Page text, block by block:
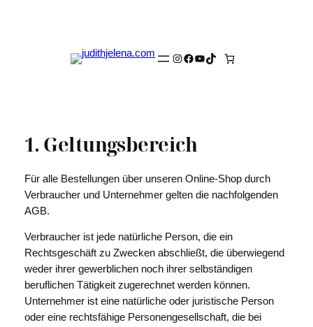
Instagram
Facebook
YouTube
TikTok
1. Geltungsbereich
Für alle Bestellungen über unseren Online-Shop durch
Verbraucher und Unternehmer gelten die nachfolgenden
AGB.
Verbraucher ist jede natürliche Person, die ein
Rechtsgeschäft zu Zwecken abschließt, die überwiegend
weder ihrer gewerblichen noch ihrer selbständigen
beruflichen Tätigkeit zugerechnet werden können.
Unternehmer ist eine natürliche oder juristische Person
oder eine rechtsfähige Personengesellschaft, die bei